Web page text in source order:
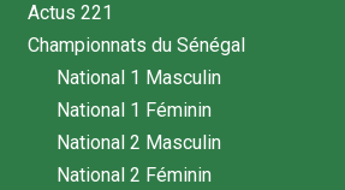
Actus 221
Championnats du Sénégal
National 1 Masculin
National 1 Féminin
National 2 Masculin
National 2 Féminin